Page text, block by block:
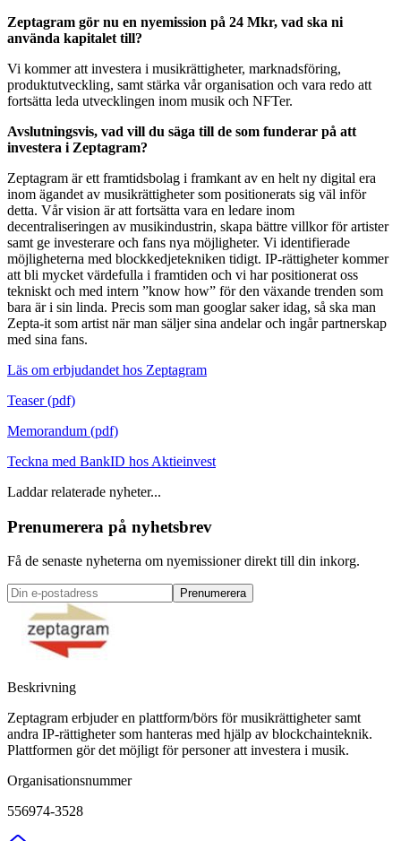
Zeptagram gör nu en nyemission på 24 Mkr, vad ska ni
använda kapitalet till?
Vi kommer att investera i musikrättigheter, marknadsföring,
produktutveckling, samt stärka vår organisation och vara redo att
fortsätta leda utvecklingen inom musik och NFTer.
Avslutningsvis, vad vill du säga till de som funderar på att
investera i Zeptagram?
Zeptagram är ett framtidsbolag i framkant av en helt ny digital era
inom ägandet av musikrättigheter som positionerats sig väl inför
detta. Vår vision är att fortsätta vara en ledare inom
decentraliseringen av musikindustrin, skapa bättre villkor för artister
samt ge investerare och fans nya möjligheter. Vi identifierade
möjligheterna med blockkedjetekniken tidigt. IP-rättigheter kommer
att bli mycket värdefulla i framtiden och vi har positionerat oss
tekniskt och med intern ”know how” för den växande trenden som
bara är i sin linda. Precis som man googlar saker idag, så ska man
Zepta-it som artist när man säljer sina andelar och ingår partnerskap
med sina fans.
Läs om erbjudandet hos Zeptagram
Teaser (pdf)
Memorandum (pdf)
Teckna med BankID hos Aktieinvest
Laddar relaterade nyheter...
Prenumerera på nyhetsbrev
Få de senaste nyheterna om nyemissioner direkt till din inkorg.
Prenumerera
Beskrivning
Zeptagram erbjuder en plattform/börs för musikrättigheter samt
andra IP-rättigheter som hanteras med hjälp av blockchainteknik.
Plattformen gör det möjligt för personer att investera i musik.
Organisationsnummer
556974-3528